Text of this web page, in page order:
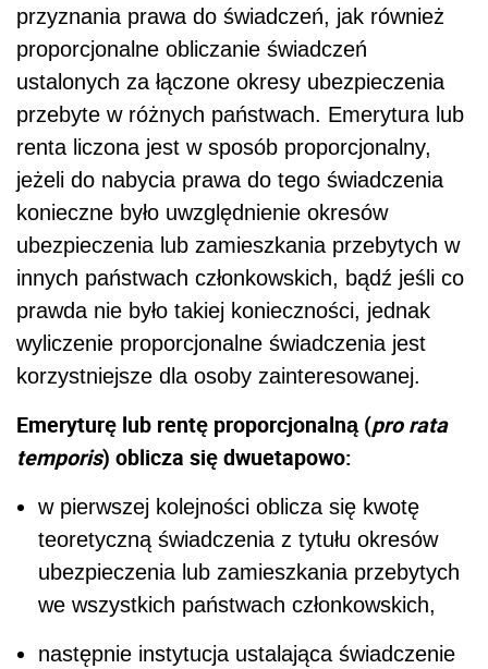
przyznania prawa do świadczeń, jak również
proporcjonalne obliczanie świadczeń
ustalonych za łączone okresy ubezpieczenia
przebyte w różnych państwach. Emerytura lub
renta liczona jest w sposób proporcjonalny,
jeżeli do nabycia prawa do tego świadczenia
konieczne było uwzględnienie okresów
ubezpieczenia lub zamieszkania przebytych w
innych państwach członkowskich, bądź jeśli co
prawda nie było takiej konieczności, jednak
wyliczenie proporcjonalne świadczenia jest
korzystniejsze dla osoby zainteresowanej.
Emeryturę lub rentę proporcjonalną (pro rata
temporis) oblicza się dwuetapowo:
w pierwszej kolejności oblicza się kwotę
teoretyczną świadczenia z tytułu okresów
ubezpieczenia lub zamieszkania przebytych
we wszystkich państwach członkowskich,
następnie instytucja ustalająca świadczenie